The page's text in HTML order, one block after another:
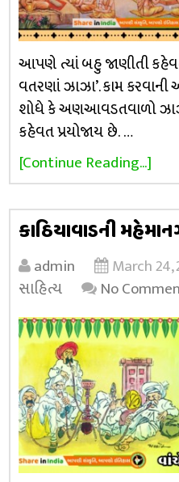
આપણે ત્યાં બહુ જાણીતી
વતરણાં ઝાઝા’. કામ
શોધે કે અણઆવડતવાળો
કહેવત પ્રયોજાય છે. …
[Continue Reading...]
કાઠિયાવાડની
admin March 24,
સાહિત્ય
No